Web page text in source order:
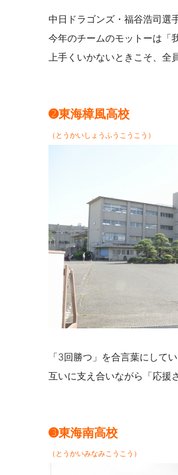
中日ドラゴンズ・福谷浩司選
今年のチームのモットーは「
上手くいかないときこそ、全
➋東海樟風高校
（とうかいしょうふうこうこう）
「3回勝つ」を合言葉にして
互いに支え合いながら「応援
➌東海南高校
（とうかいみなみこうこう）